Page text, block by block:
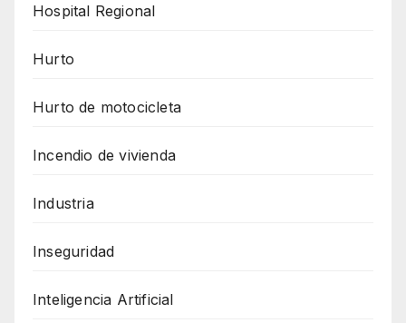
Hospital Regional
Hurto
Hurto de motocicleta
Incendio de vivienda
Industria
Inseguridad
Inteligencia Artificial